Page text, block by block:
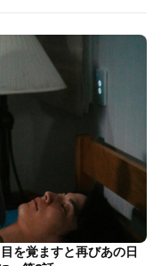
を覚ますと再びあの日